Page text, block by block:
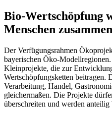
Bio-Wertschöpfung
Menschen
Der Verfügungsrahmen
bayerischen Öko-
Kleinprojekte, die zur
Wertschöpfungsketten beitragen.
Verarbeitung, Handel,
gleichermaßen. Die Projekte
überschreiten und werden anteilig